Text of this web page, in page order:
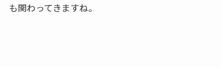
も関わってきますね。